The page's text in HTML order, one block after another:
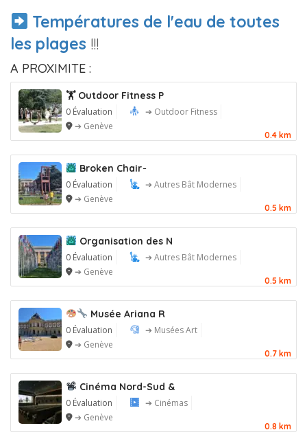
Températures de l'eau de toutes
les plages !!!
A PROXIMITE :
🏋️ Outdoor Fitness P
0 Évaluation
➔ Outdoor Fitness
➔ Genève
0.4 km
Broken Chair ̵
0 Évaluation
➔ Autres Bât Modernes
➔ Genève
0.5 km
Organisation des N
0 Évaluation
➔ Autres Bât Modernes
➔ Genève
0.5 km
Musée Ariana R
0 Évaluation
➔ Musées Art
➔ Genève
0.7 km
Cinéma Nord-Sud &
0 Évaluation
➔ Cinémas
➔ Genève
0.8 km